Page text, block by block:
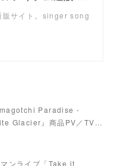
販サイト。singer song
Paradise -
Glacier』商品PV／TV…
ンライブ「Take it